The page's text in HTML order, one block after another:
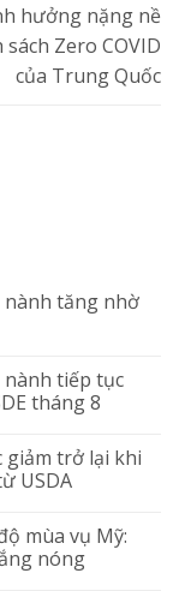
hưởng nặng nề
Zero COVID
của Trung Quốc
nành tăng nhờ
nành tiếp tục
tháng 8
giảm trở lại khi
USDA
mùa vụ Mỹ:
nóng